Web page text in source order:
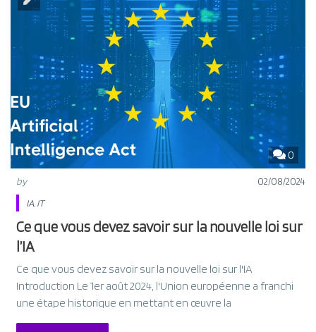
0
by
02/08/2024
IA,IT
Ce que vous devez savoir sur la nouvelle loi sur
l’IA
Ce que vous devez savoir sur la nouvelle loi sur l'IA
Introduction Le 1er août 2024, l'Union européenne a franchi
une étape historique en mettant en œuvre la